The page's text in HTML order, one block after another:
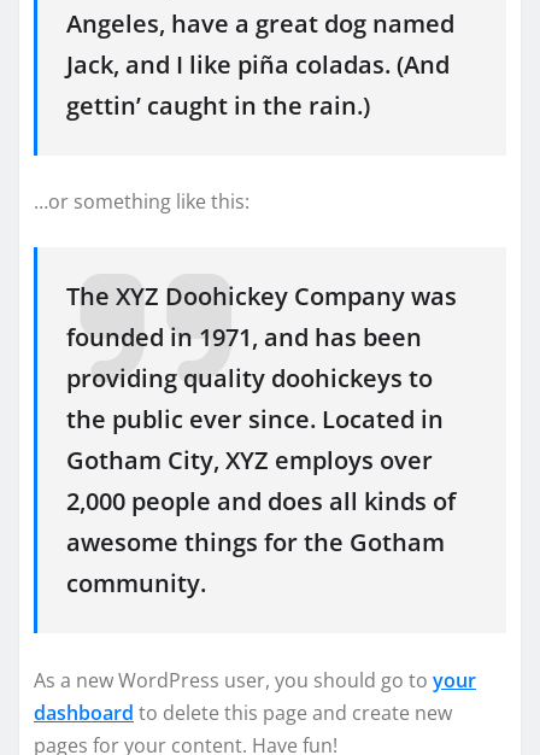
Angeles, have a great dog named
Jack, and I like piña coladas. (And
gettin’ caught in the rain.)
…or something like this:
The XYZ Doohickey Company was
founded in 1971, and has been
providing quality doohickeys to
the public ever since. Located in
Gotham City, XYZ employs over
2,000 people and does all kinds of
awesome things for the Gotham
community.
As a new WordPress user, you should go to your
dashboard to delete this page and create new
pages for your content. Have fun!